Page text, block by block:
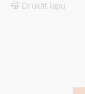
Drukāt lapu